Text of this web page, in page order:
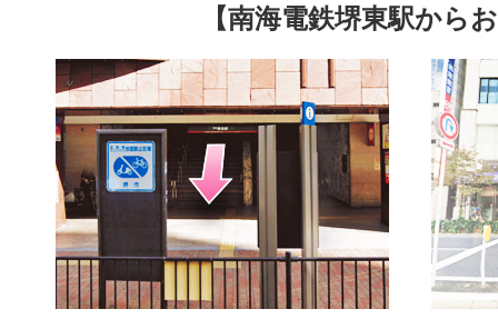
【南海電鉄堺東駅から